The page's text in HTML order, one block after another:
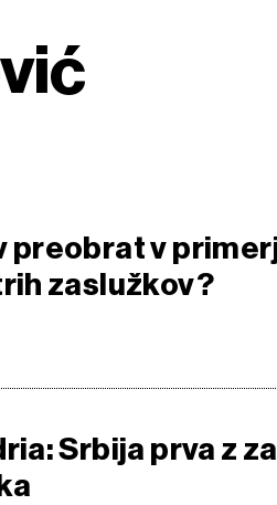
preobrat v
zaslužkov?
Srbija prva z